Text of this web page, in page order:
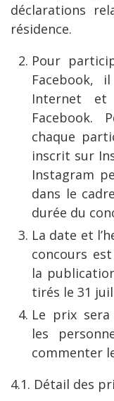
déclarations
résidence.
Pour
Facebook,
Internet et
Facebook.
chaque
inscrit sur
Instagram
dans le
durée du
La date et
concours
la
tirés le 31
Le prix
les
commenter
4.1. Détail des